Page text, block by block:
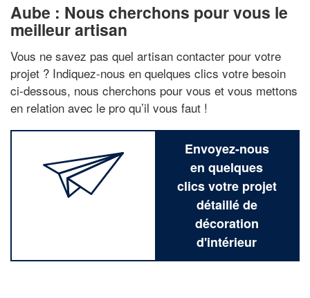
Aube : Nous cherchons pour vous le
meilleur artisan
Vous ne savez pas quel artisan contacter pour votre
projet ? Indiquez-nous en quelques clics votre besoin
ci-dessous, nous cherchons pour vous et vous mettons
en relation avec le pro qu’il vous faut !
Envoyez-nous
en quelques
clics votre projet
détaillé de
décoration
d'intérieur